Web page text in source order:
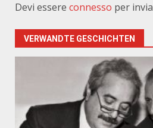
Devi essere connesso per
VERWANDTE GESCHICHTEN